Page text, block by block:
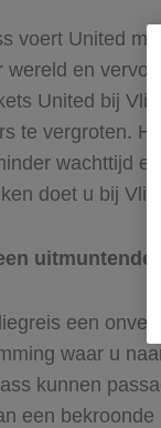
voert United
en
United bij
te vergroten.
wachttijd
doet u bij
uitmuntende
een
waar u
kunnen
een